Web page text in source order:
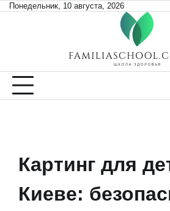
SkipПонедельник, 10 августа, 2026
Картинг для
Киеве: